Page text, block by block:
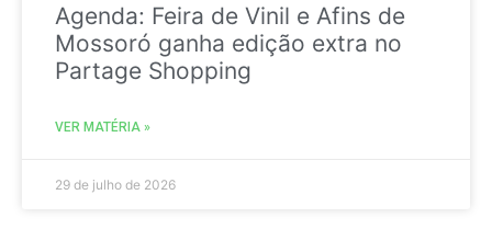
Agenda: Feira de Vinil e Afins de
Mossoró ganha edição extra no
Partage Shopping
VER MATÉRIA »
29 de julho de 2026